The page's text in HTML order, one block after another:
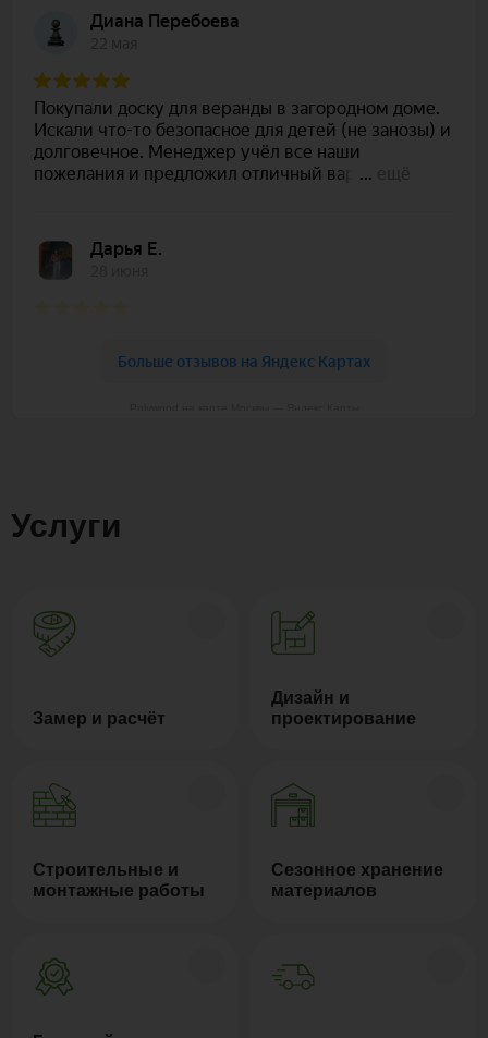
Услуги
Замер и расчёт
Дизайн и
проектирование
Строительные и
монтажные работы
Сезонное хранение
материалов